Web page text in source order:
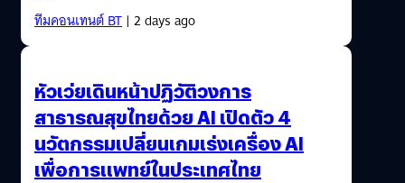
ทีมคอนเทนต์ BT| 2 days ago
หัวเว่ยเดินหน้าปฏิวัติวงการ
สาธารณสุขไทยด้วย AI เปิดตัว 4
นวัตกรรมเปลี่ยนเกมเร่งเครื่อง AI
เพื่อการแพทย์ในประเทศไทย